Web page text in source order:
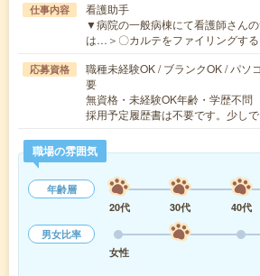
仕事内容
看護助手
▼病院の一般病棟にて看護師さん
は…＞〇カルテをファイリングす
応募資格
職種未経験OK / ブランクOK / パソ
要
無資格・未経験OK年齢・学歴不
採用予定履歴書は不要です。少し
職場の雰囲気
年齢層
20代
30代 40代
男女比率
女性